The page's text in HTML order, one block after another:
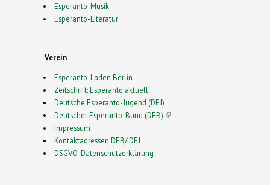
Esperanto-Musik
Esperanto-Literatur
Verein
Esperanto-Laden Berlin
Zeitschrift: Esperanto aktuell
Deutsche Esperanto-Jugend (DEJ)
Deutscher Esperanto-Bund (DEB)(link is external)
Impressum
Kontaktadressen DEB/ DEJ
DSGVO-Datenschutzerklärung